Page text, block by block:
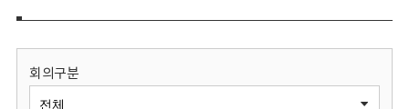
보
회의구분